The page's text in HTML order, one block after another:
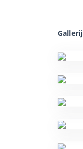
Gallerij